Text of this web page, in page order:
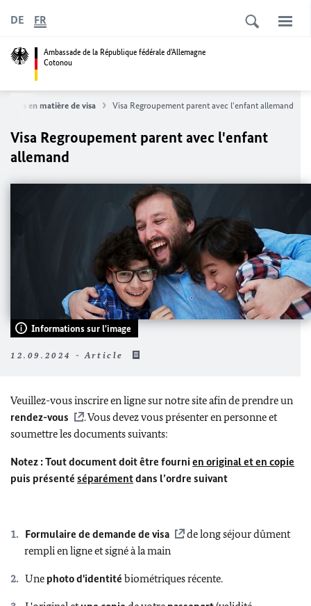
Ambassade de la République fédérale d'Allemagne
Cotonou
DE FR
en matière de visa Visa Regroupement parent avec l'enfant allemand
Visa Regroupement parent avec l'enfant
allemand
Informations sur l'image
12.09.2024 - Article
Veuillez-vous inscrire en ligne sur notre site afin de prendre un
rendez-vous
. Vous devez vous présenter en personne et
soumettre les documents suivants:
Notez : Tout document doit être fournien original et en copie
puis présenté séparémentdans l’ordre suivant
Formulaire de demande de visa
de long séjour dûment
rempli en ligne et signé à la main
Une photo d'identité biométriques récente.